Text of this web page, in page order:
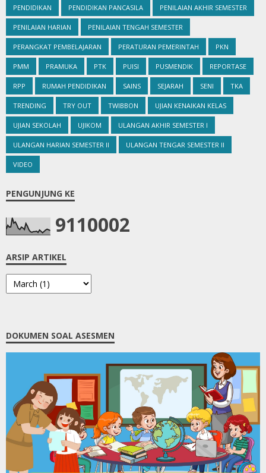
PENDIDIKAN PENDIDIKAN PANCASILA PENILAIAN AKHIR SEMESTER
PENILAIAN HARIAN PENILAIAN TENGAH SEMESTER
PERANGKAT PEMBELAJARAN PERATURAN PEMERINTAH PKN
PMM PRAMUKA PTK PUISI PUSMENDIK REPORTASE
RPP RUMAH PENDIDIKAN SAINS SEJARAH SENI TKA
TRENDING TRY OUT TWIBBON UJIAN KENAIKAN KELAS
UJIAN SEKOLAH UJIKOM ULANGAN AKHIR SEMESTER I
ULANGAN HARIAN SEMESTER II ULANGAN TENGAR SEMESTER II
VIDEO
PENGUNJUNG KE
9110002
ARSIP ARTIKEL
DOKUMEN SOAL ASESMEN